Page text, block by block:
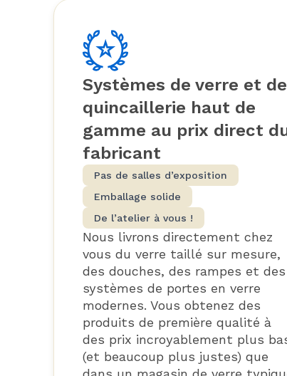
Systèmes de verre et de
quincaillerie haut de
gamme au prix direct
fabricant
Pas de salles d’exposition
Emballage solide
De l’atelier à vous !
Nous livrons directement chez
vous du verre taillé sur mesure,
des douches, des rampes et des
systèmes de portes en verre
modernes. Vous obtenez des
produits de première qualité à
des prix incroyablement plus
(et beaucoup plus justes) que